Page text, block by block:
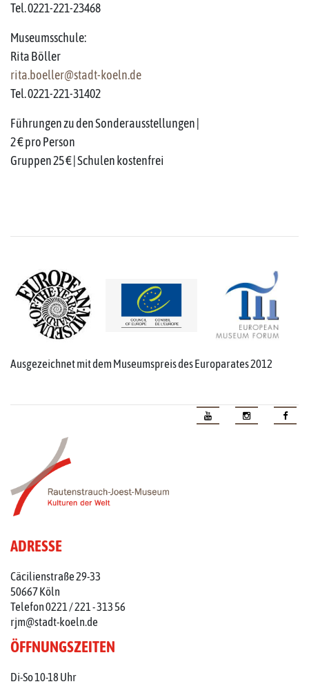
Tel. 0221-221-23468
Museumsschule:
Rita Böller
rita.boeller@stadt-koeln.de
Tel. 0221-221-31402
Führungen zu den Sonderausstellungen |
2 € pro Person
Gruppen 25 € | Schulen kostenfrei
Ausgezeichnet mit dem Museumspreis des Europarates 2012
ADRESSE
Cäcilienstraße 29-33
50667 Köln
Telefon 0221 / 221 - 313 56
rjm@stadt-koeln.de
ÖFFNUNGSZEITEN
Di-So 10-18 Uhr